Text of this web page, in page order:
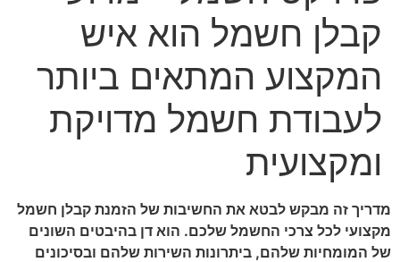
קבלן חשמל הוא איש
המקצוע המתאים ביותר
לעבודת חשמל מדויקת
ומקצועית
מדריך זה מבקש לבטא את החשיבות של הזמנת קבלן חשמל
מקצועי לכל צרכי החשמל שלכם. הוא דן בהיבטים השונים
של המומחיות שלהם, ביתרונות השירות שלהם ובסיכונים